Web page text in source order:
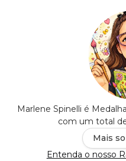
Marlene Spinelli é
com um total
Mais
Entenda o nosso